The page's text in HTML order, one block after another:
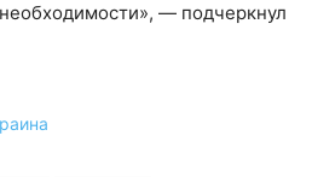
— подчеркнул